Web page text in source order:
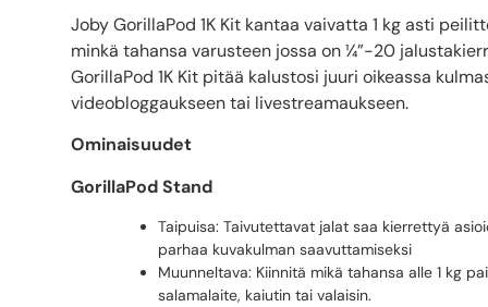
Joby GorillaPod 1K Kit kantaa vaivatta 1 kg asti
minkä tahansa varusteen jossa on ¼”-20
GorillaPod 1K Kit pitää kalustosi juuri oikeassa
videobloggaukseen tai livestreamaukseen.
Ominaisuudet
GorillaPod Stand
Taipuisa: Taivutettavat jalat saa kierrettyä
parhaa kuvakulman saavuttamiseksi
Muunneltava: Kiinnitä mikä tahansa alle 1 kg
salamalaite, kaiutin tai valaisin.